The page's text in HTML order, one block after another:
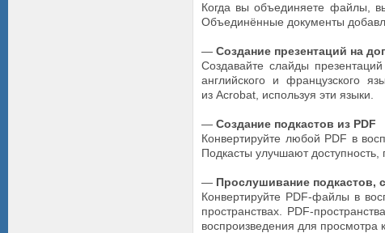
Когда вы объединяете файлы,
Объединённые документы
— Создание презентаций на
Создавайте слайды
английского и французского
из Acrobat, используя эти языки.
— Создание подкастов из PDF
Конвертируйте любой PDF в
Подкасты улучшают
— Прослушивание подкастов,
Конвертируйте PDF-файлы в
пространствах. PDF-
воспроизведения для просмотра